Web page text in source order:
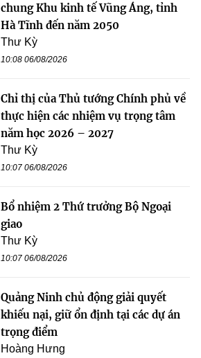
chung Khu kinh tế Vũng Áng, tỉnh
Hà Tĩnh đến năm 2050
Thư Kỳ
10:08 06/08/2026
Chỉ thị của Thủ tướng Chính phủ về
thực hiện các nhiệm vụ trọng tâm
năm học 2026 – 2027
Thư Kỳ
10:07 06/08/2026
Bổ nhiệm 2 Thứ trưởng Bộ Ngoại
giao
Thư Kỳ
10:07 06/08/2026
Quảng Ninh chủ động giải quyết
khiếu nại, giữ ổn định tại các dự án
trọng điểm
Hoàng Hưng